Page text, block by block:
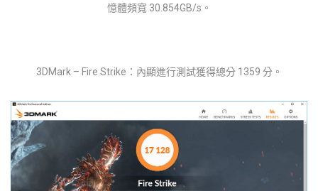
憶體頻寬 30.854GB/s。
3DMark – Fire Strike：內顯進行測試獲得總分 1359 分。